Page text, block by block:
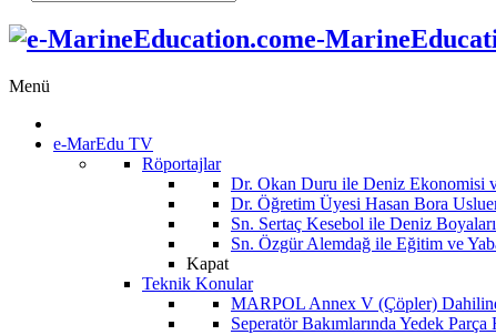
e-
Menü
e-MarEdu TV
Röportajlar
Dr. Okan Duru ile Deniz Ekonomisi
Dr. Öğretim Üyesi Hasan Bora
Sn. Sertaç Kesebol ile Deniz
Sn. Özgür Alemdağ ile Eğitim ve
Kapat
Teknik Konular
MARPOL Annex V (Çöpler)
Seperatör Bakımlarında Yedek Parça